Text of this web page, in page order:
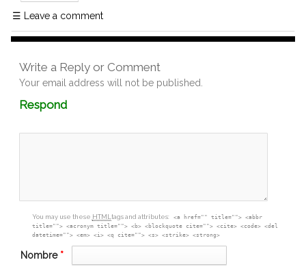
☰ Leave a comment
Write a Reply or Comment
Your email address will not be published.
RespondComment
box
You may use these HTMLtags and attributes:
<a href="" title=""> <abbr
title=""> <acronym title=""> <b> <blockquote cite=""> <cite> <code> <del
datetime=""> <em> <i> <q cite=""> <s> <strike> <strong>
Nombre *